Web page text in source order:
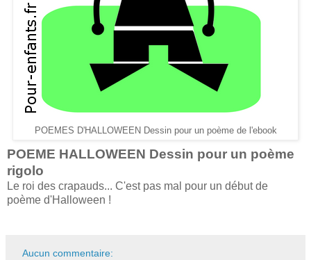
POEMES D'HALLOWEEN Dessin pour un poème de l'ebook
POEME HALLOWEEN Dessin pour un poème
rigolo
Le roi des crapauds... C'est pas mal pour un début de
poème d'Halloween !
Aucun commentaire: